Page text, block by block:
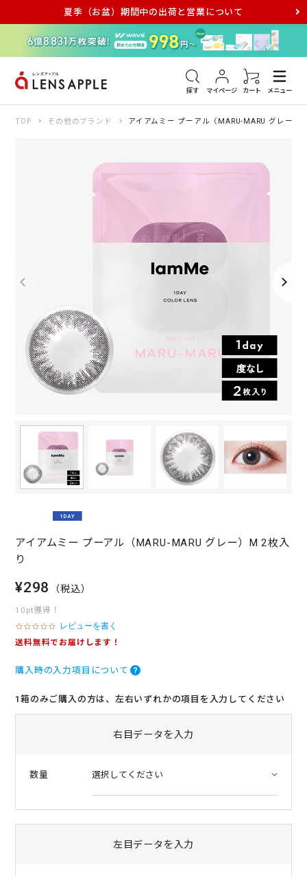
夏季（お盆）期間中の出荷と営業について
探す マイページ カート メニュー
アキュビュー メダリスト メガネ
TOP その他のブランド アイアムミー プーアル（MARU-MARU グレー）
アイアムミー プーアル（MARU-MARU グレー）M 2枚入
り
¥298 （税込）
10pt獲得！
0
.
t
r
レビューを書く
送料無料でお届けします！
購入時の入力項目について
1箱のみご購入の方は、左右いずれかの項目を入力してください
右目データを入力
数量
左目データを入力